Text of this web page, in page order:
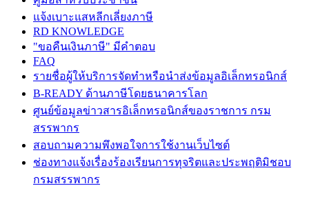
แจ้งเบาะแสหลีกเลี่ยงภาษี
RD KNOWLEDGE
"ขอคืนเงินภาษี" มีคำตอบ
FAQ
รายชื่อผู้ให้บริการจัดทำหรือนำส่งข้อมูลอิเล็กทรอนิกส์
B-READY ด้านภาษีโดยธนาคารโลก
ศูนย์ข้อมูลข่าวสารอิเล็กทรอนิกส์ของราชการ กรม
สรรพากร
สอบถามความพึงพอใจการใช้งานเว็บไซต์
ช่องทางแจ้งเรื่องร้องเรียนการทุจริตและประพฤติมิชอบ
กรมสรรพากร